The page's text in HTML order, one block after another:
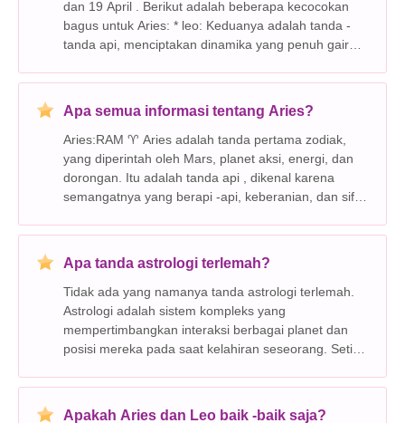
dan 19 April . Berikut adalah beberapa kecocokan
bagus untuk Aries: * leo: Keduanya adalah tanda -
tanda api, menciptakan dinamika yang penuh gairah
sama lain akan kegembiraan dan petualangan. *
Apa semua informasi tentang Aries?
Aries:RAM ♈️ Aries adalah tanda pertama zodiak,
yang diperintah oleh Mars, planet aksi, energi, dan
dorongan. Itu adalah tanda api , dikenal karena
semangatnya yang berapi -api, keberanian, dan sifat
Aries, individu penuh dengan kehid
Apa tanda astrologi terlemah?
Tidak ada yang namanya tanda astrologi terlemah.
Astrologi adalah sistem kompleks yang
mempertimbangkan interaksi berbagai planet dan
posisi mereka pada saat kelahiran seseorang. Setiap
tidak secara inheren diperingkat lebih baik atau lebih
Apakah Aries dan Leo baik -baik saja?